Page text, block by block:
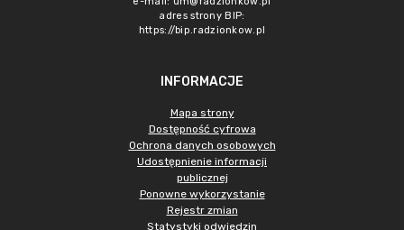
adres strony BIP:
https://bip.radzionkow.pl
INFORMACJE
Mapa strony
Dostępność cyfrowa
Ochrona danych osobowych
Udostępnienie informacji
publicznej
Ponowne wykorzystanie
Rejestr zmian
Statystyki odwiedzin